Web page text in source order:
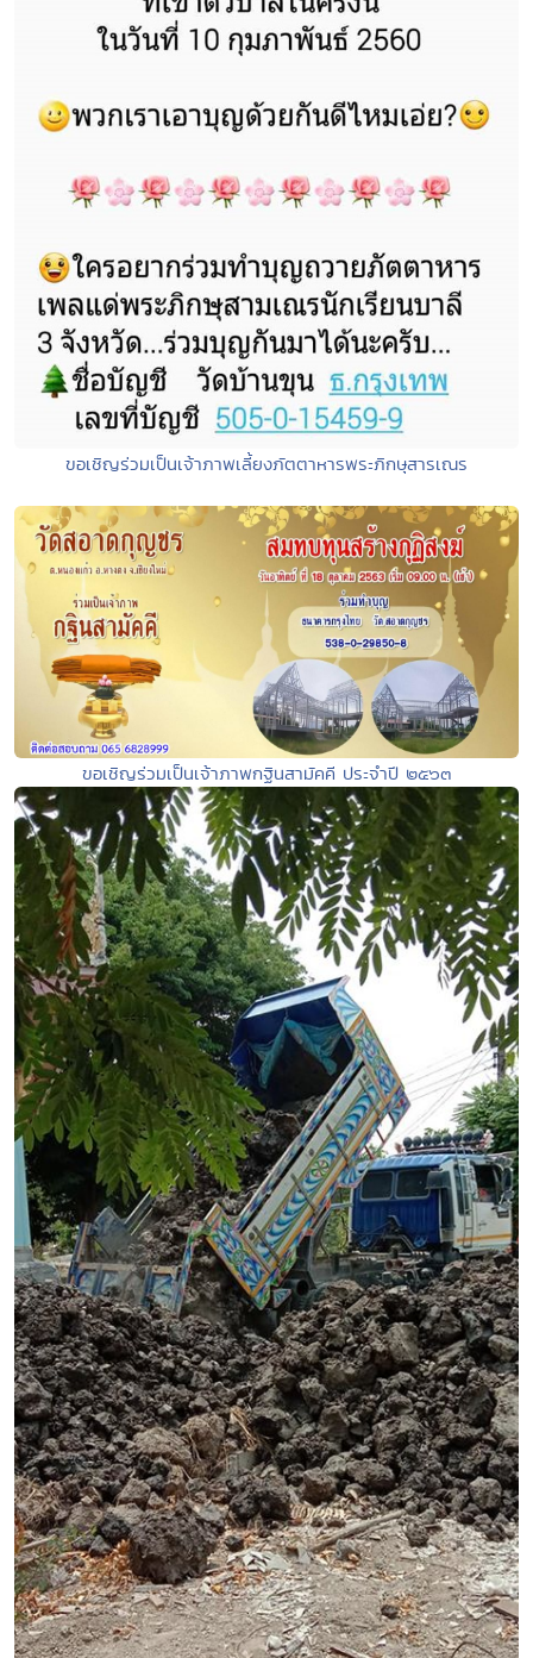
ขอเชิญร่วมเป็นเจ้าภาพเลี้ยงภัตตาหารพระภิกษุสารเณร
ขอเชิญร่วมเป็นเจ้าภาพกฐินสามัคคี ประจำปี ๒๕๖๓